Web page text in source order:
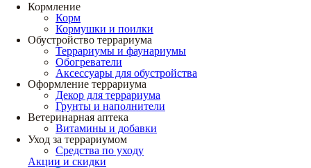
Кормление
Корм
Кормушки и поилки
Обустройство террариума
Террариумы и фаунариумы
Обогреватели
Аксессуары для обустройства
Оформление террариума
Декор для террариума
Грунты и наполнители
Ветеринарная аптека
Витамины и добавки
Уход за террариумом
Средства по уходу
Акции и скидки